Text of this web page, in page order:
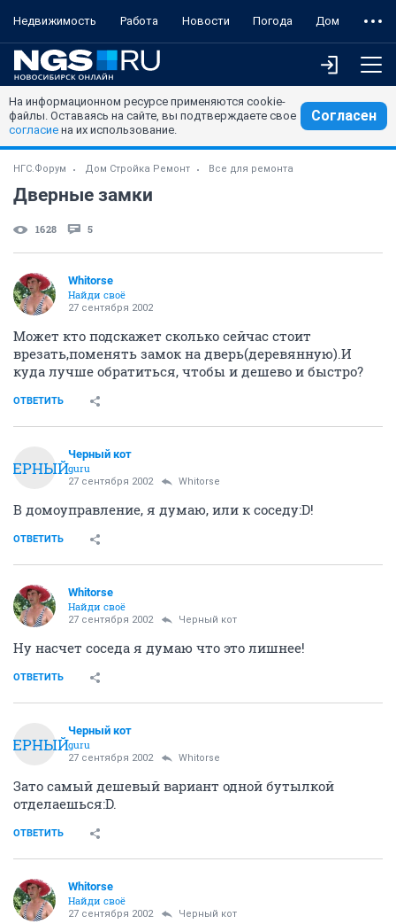
Недвижимость Работа Новости Погода Дом
На информационном ресурсе применяются cookie-
файлы. Оставаясь на сайте, вы подтверждаете свое
согласие на их использование.
Согласен
НГС.Форум Дом Стройка Ремонт Все для ремонта
Дверные замки
1628 5
Whitorse
Найди своё
27 сентября 2002
Может кто подскажет сколько сейчас стоит
врезать,поменять замок на дверь(деревянную).И
куда лучше обратиться, чтобы и дешево и быстро?
ОТВЕТИТЬ
ЧЕРНЫЙ
Черный кот
guru
27 сентября 2002 Whitorse
В домоуправление, я думаю, или к соседу:D!
ОТВЕТИТЬ
Whitorse
Найди своё
27 сентября 2002 Черный кот
Ну насчет соседа я думаю что это лишнее!
ОТВЕТИТЬ
ЧЕРНЫЙ
Черный кот
guru
27 сентября 2002 Whitorse
Зато самый дешевый вариант одной бутылкой
отделаешься:D.
ОТВЕТИТЬ
Whitorse
Найди своё
27 сентября 2002 Черный кот